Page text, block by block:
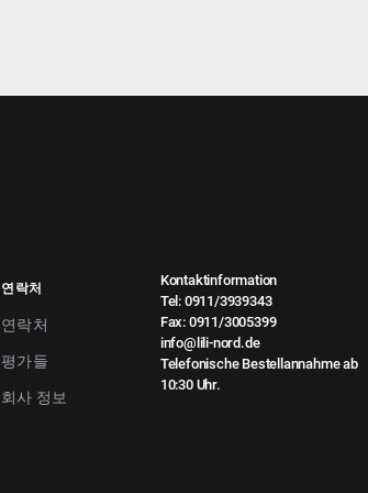
연락처
연락처
평가들
회사 정보
Kontaktinformation
Tel: 0911/3939343
Fax: 0911/3005399
info@lili-nord.de
Telefonische Bestellannahme ab
10:30 Uhr.